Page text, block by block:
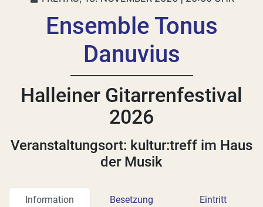
Ensemble Tonus
Danuvius
Halleiner Gitarrenfestival
2026
Veranstaltungsort: kultur:treff im Haus
der Musik
Information Besetzung Eintritt